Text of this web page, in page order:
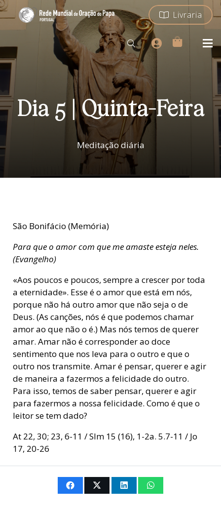
Livraria
Dia 5 | Quinta-Feira
Meditação diária
São Bonifácio (Memória)
Para que o amor com que me amaste esteja neles.
(Evangelho)
«Aos poucos e poucos, sempre a crescer por toda
a eternidade». Esse é o amor que está em nós,
porque não há outro amor que não seja o de
Deus. (As canções, nós é que podemos chamar
amor ao que não o é.) Mas nós temos de querer
amar. Amar não é corresponder ao doce
sentimento que nos leva para o outro e que o
outro nos transmite. Amar é pensar, querer e agir
de maneira a fazermos a felicidade do outro.
Para isso, temos de saber pensar, querer e agir
para fazermos a nossa felicidade. Como é que o
leitor se tem dado?
At 22, 30; 23, 6-11 / Slm 15 (16), 1-2a. 5.7-11 / Jo
17, 20-26